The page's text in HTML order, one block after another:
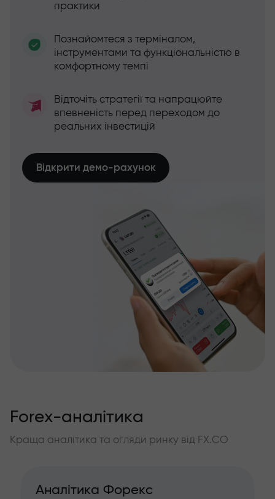
практики
Познайомтеся з терміналом,
інструментами та функціональністю в
комфортному темпі
Відточіть стратегії та напрацюйте
впевненість перед переходом до
реальних інвестицій
Відкрити демо-рахунок
Forex-аналітика
Краща аналітика та огляди ринку від FX.CO
Аналітика Форекс